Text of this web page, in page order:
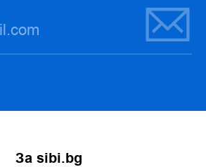
За sibi.bg